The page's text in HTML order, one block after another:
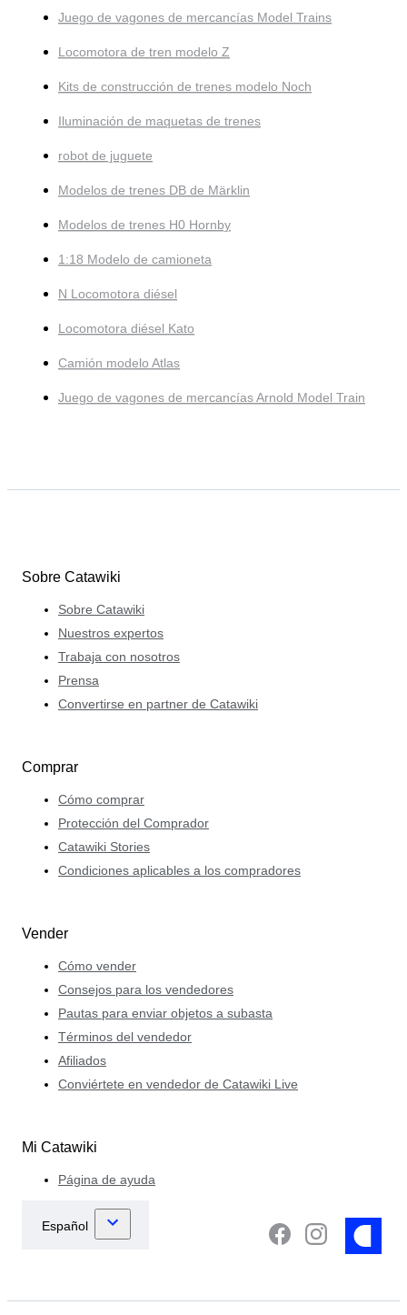
Juego de vagones de mercancías Model Trains
Locomotora de tren modelo Z
Kits de construcción de trenes modelo Noch
Iluminación de maquetas de trenes
robot de juguete
Modelos de trenes DB de Märklin
Modelos de trenes H0 Hornby
1:18 Modelo de camioneta
N Locomotora diésel
Locomotora diésel Kato
Camión modelo Atlas
Juego de vagones de mercancías Arnold Model Train
Sobre Catawiki
Sobre Catawiki
Nuestros expertos
Trabaja con nosotros
Prensa
Convertirse en partner de Catawiki
Comprar
Cómo comprar
Protección del Comprador
Catawiki Stories
Condiciones aplicables a los compradores
Vender
Cómo vender
Consejos para los vendedores
Pautas para enviar objetos a subasta
Términos del vendedor
Afiliados
Conviértete en vendedor de Catawiki Live
Mi Catawiki
Página de ayuda